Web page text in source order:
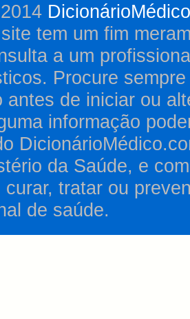
tem um fim
a um
Procure
antes de iniciar ou
informação
da Saúde, e
curar, tratar ou
de saúde.